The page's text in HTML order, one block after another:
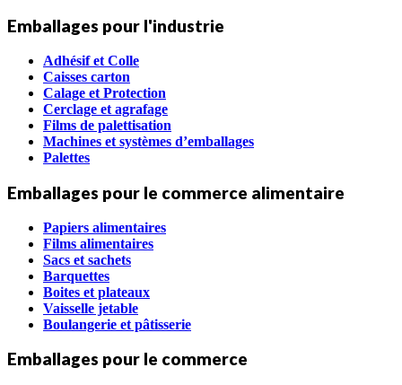
Emballages pour l'industrie
Adhésif et Colle
Caisses carton
Calage et Protection
Cerclage et agrafage
Films de palettisation
Machines et systèmes d’emballages
Palettes
Emballages pour le commerce alimentaire
Papiers alimentaires
Films alimentaires
Sacs et sachets
Barquettes
Boites et plateaux
Vaisselle jetable
Boulangerie et pâtisserie
Emballages pour le commerce